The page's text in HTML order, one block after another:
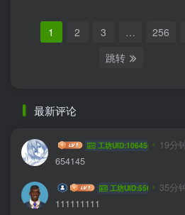
1 2 3 …
256
跳转
最新评论
dtald 工坊UID:106455 19分
654145
audbe 工坊UID:55670 35分
111111111